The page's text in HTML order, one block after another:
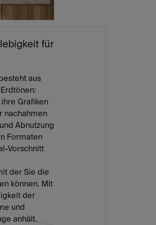
für
aus
Grafiken
nachahmen
Abnutzung
Formaten
Vorschnitt
der Sie die
können. Mit
der
und
anhält.